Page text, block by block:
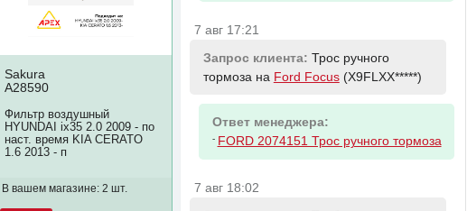
Sakura
A28590
Фильтр воздушный
HYUNDAI ix35 2.0 2009 - по
наст. время KIA CERATO
1.6 2013 - п
В вашем магазине: 2 шт.
7 авг 17:21
Запрос клиента: Трос ручного
тормоза на Ford Focus(X9FLXX*****)
Ответ менеджера:
- FORD 2074151 Трос ручного тормоза
7 авг 18:02